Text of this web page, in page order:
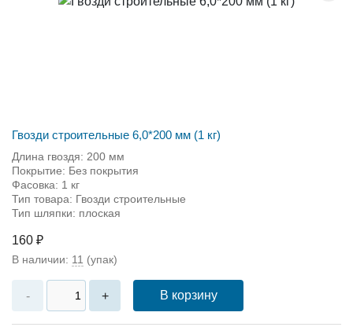
Гвозди строительные 6,0*200 мм (1 кг)
Длина гвоздя: 200 мм
Покрытие: Без покрытия
Фасовка: 1 кг
Тип товара: Гвозди строительные
Тип шляпки: плоская
160 ₽
В наличии: 11 (упак)
- + В корзину